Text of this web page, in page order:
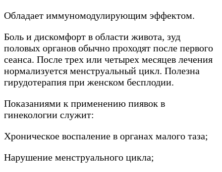
Обладает иммуномодулирующим эффектом.
Боль и дискомфорт в области живота, зуд
половых органов обычно проходят после первого
сеанса. После трех или четырех месяцев лечения
нормализуется менструальный цикл. Полезна
гирудотерапия при женском бесплодии.
Показаниями к применению пиявок в
гинекологии служит:
Хроническое воспаление в органах малого таза;
Нарушение менструального цикла;